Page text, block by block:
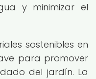
y minimizar el
sostenibles en
para promover
del jardín. La